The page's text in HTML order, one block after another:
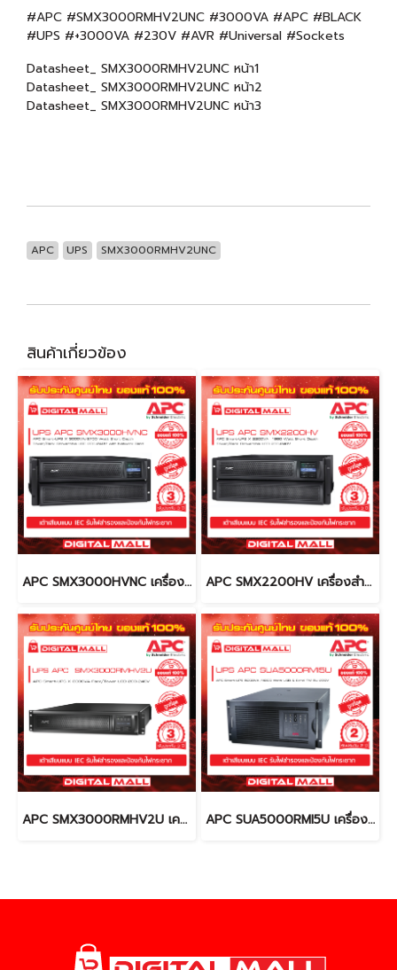
#APC #SMX3000RMHV2UNC #3000VA #APC #BLACK
#UPS #+3000VA #230V #AVR #Universal #Sockets
Datasheet_ SMX3000RMHV2UNC หน้า1
Datasheet_ SMX3000RMHV2UNC หน้า2
Datasheet_ SMX3000RMHV2UNC หน้า3
APC UPS SMX3000RMHV2UNC
สินค้าเกี่ยวข้อง
APC SMX3000HVNC เครื่องสำรองไฟ (UPS) APC SMX2200HV เครื่องสำรองไฟ (UPS)
APC SMX3000RMHV2U เครื่องสำรองไฟ (UPS) APC SUA5000RMI5U เครื่องสำรองไฟ (UPS)